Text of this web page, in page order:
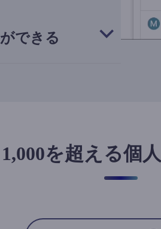
できる
1,000を超える個